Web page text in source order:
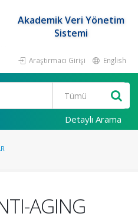
Akademik Veri Yönetim
Sistemi
Araştırmacı Girişi English
Detaylı Arama
AGING